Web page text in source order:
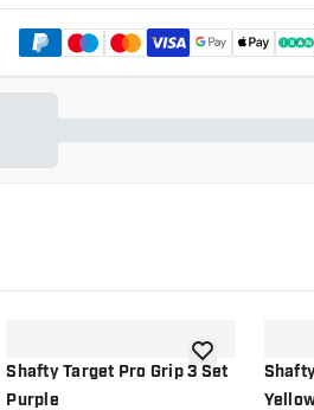
życzeń
Shafty Target Pro Grip 3 Set
Purple
dodaj do listy